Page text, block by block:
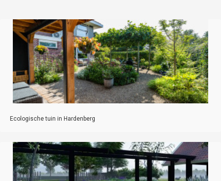
Ecologische tuin in Hardenberg